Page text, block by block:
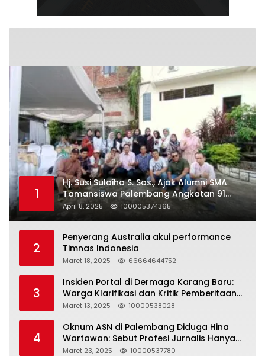
1
Hj. Susi Sulaiha S. Sos., Ajak Alumni SMA
Tamansiswa Palembang Angkatan 91
Halal Bihalal
April 8, 2025 100005374365
2
Penyerang Australia akui performance
Timnas Indonesia
Maret 18, 2025 66664644752
3
Insiden Portal di Dermaga Karang Baru:
Warga Klarifikasi dan Kritik Pemberitaan
yang Tidak Akurat
Maret 13, 2025 10000538028
4
Oknum ASN di Palembang Diduga Hina
Wartawan: Sebut Profesi Jurnalis Hanya
Seharga 2 Liter Bensin, Berujung Dugaan
Maret 23, 2025 10000537780